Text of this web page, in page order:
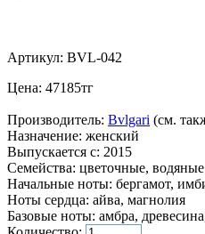
Артикул: BVL-042
Цена: 47185тг
Производитель: Bvlgari (см.
Назначение: женский
Выпускается с: 2015
Семейства: цветочные, водяные
Начальные ноты: бергамот,
Ноты сердца: айва, магнолия
Базовые ноты: амбра,